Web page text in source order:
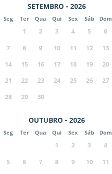
SETEMBRO - 2026
Seg Ter Qua Qui Sex Sáb Dom
1 2 3 4 5
6
7
8 9 10 11 12
13
14
15 16 17 18 19
20
21
22 23 24 25 26
27
28
29 30
OUTUBRO - 2026
Seg Ter Qua Qui Sex Sáb Dom
1 2 3
4
5
6 7 8 9 10
11